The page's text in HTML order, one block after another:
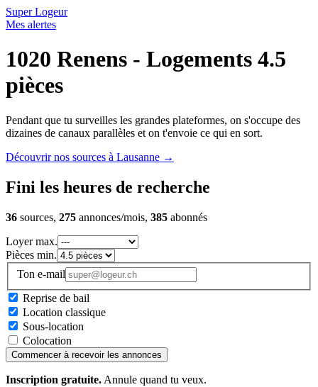
Super Logeur
Mes alertes
1020 Renens - Logements 4.5
pièces
Pendant que tu surveilles les grandes plateformes, on s'occupe des
dizaines de canaux parallèles et on t'envoie ce qui en sort.
Découvrir nos sources à Lausanne →
Fini les heures de recherche
36 sources, 275 annonces/mois, 385 abonnés
Loyer max.
Pièces min.
Ton e-mail
Reprise de bail
Location classique
Sous-location
Colocation
Commencer à recevoir les annonces
Inscription gratuite. Annule quand tu veux.